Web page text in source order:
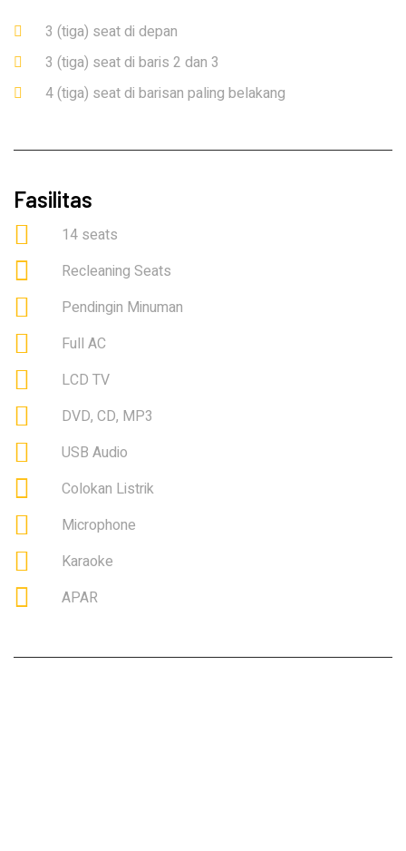
3 (tiga) seat di depan
3 (tiga) seat di baris 2 dan 3
4 (tiga) seat di barisan paling belakang
Fasilitas
14 seats
Recleaning Seats
Pendingin Minuman
Full AC
LCD TV
DVD, CD, MP3
USB Audio
Colokan Listrik
Microphone
Karaoke
APAR